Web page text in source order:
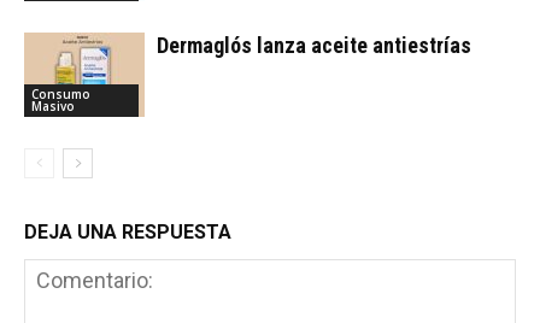
Consumo
Masivo
Dermaglós lanza aceite antiestrías
DEJA UNA RESPUESTA